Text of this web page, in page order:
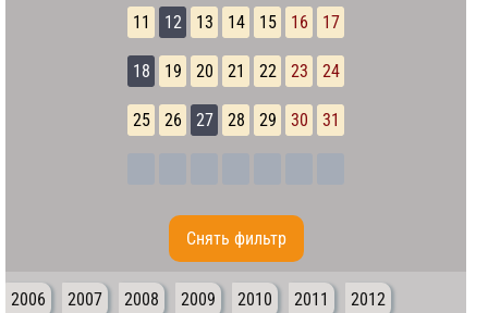
11 12 13 14 15 16 17
18 19 20 21 22 23 24
25 26 27 28 29 30 31
Cнять фильтр
2006 2007 2008 2009 2010 2011 2012